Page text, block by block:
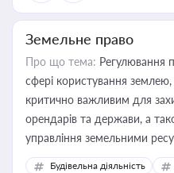
Земельне право
Про що тема: Регулювання
сфері користування
критично важливим для
орендарів та держави, а
управління земельними
Будівельна діяльність